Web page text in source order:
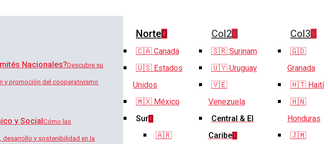
Nacionales?Descubre su
y promoción del cooperativismo
y SocialCómo las
desarrollo y sostenibilidad en la
Norte
🇨🇦 Canadá
🇺🇸 Estados
Unidos
🇲🇽 México
Sur
🇦🇷
Col2
🇸🇷 Surinam
🇺🇾 Uruguay
🇻🇪
Venezuela
Central & El
Caribe
Col3
🇬🇩
Granada
🇭🇹 Haití
🇭🇳
Honduras
🇯🇲